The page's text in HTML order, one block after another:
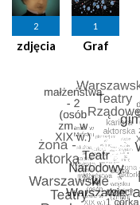
2
zdjęcia
1
Graf